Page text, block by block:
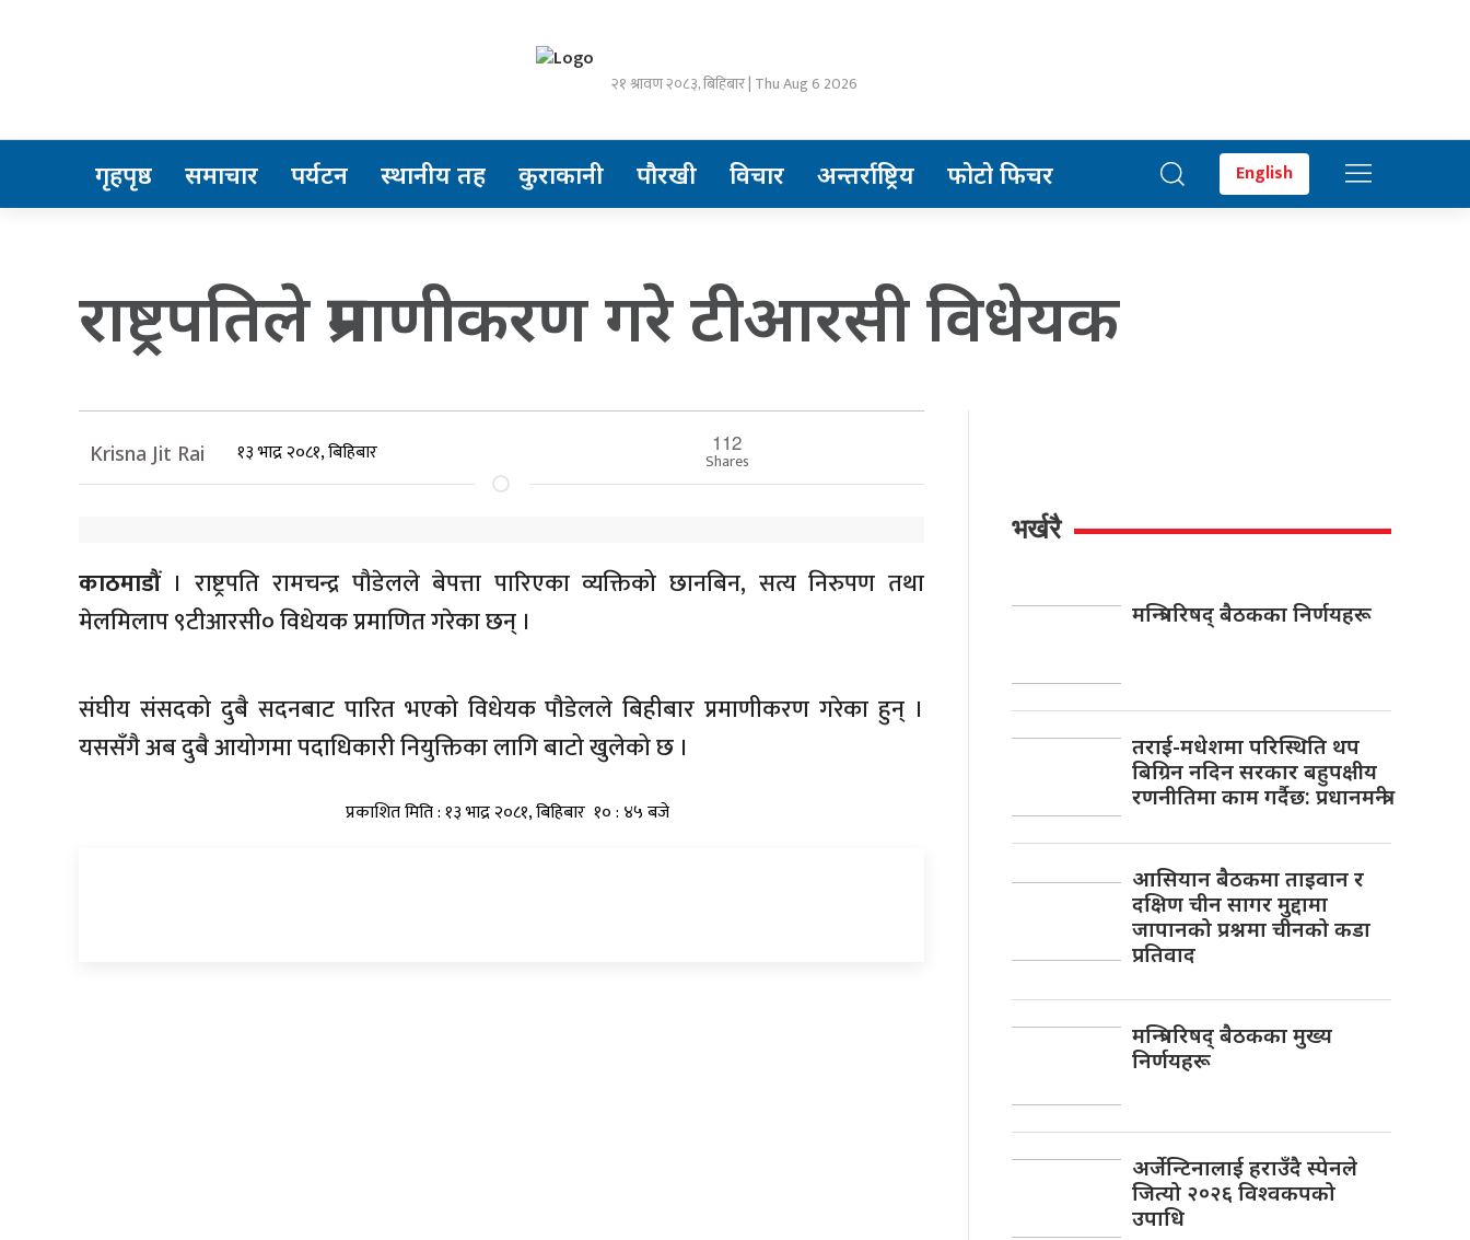
२१ श्रावण २०८३, बिहिबार | Thu Aug 6 2026
गृहपृष्ठ समाचार पर्यटन स्थानीय तह कुराकानी पौरखी विचार अन्तर्राष्ट्रिय फोटो फिचर English
राष्ट्रपतिले प्रमाणीकरण गरे टीआरसी विधेयक
Krisna Jit Rai १३ भाद्र २०८१, बिहिबार 112
Shares
काठमाडौं। राष्ट्रपति रामचन्द्र पौडेलले बेपत्ता पारिएका व्यक्तिको छानबिन, सत्य निरुपण तथा
मेलमिलाप ९टीआरसी० विधेयक प्रमाणित गरेका छन् ।
संघीय संसदको दुबै सदनबाट पारित भएको विधेयक पौडेलले बिहीबार प्रमाणीकरण गरेका हुन् ।
यससँगै अब दुबै आयोगमा पदाधिकारी नियुक्तिका लागि बाटो खुलेको छ ।
प्रकाशित मिति : १३ भाद्र २०८१, बिहिबार १० : ४५ बजे
भर्खरै
मन्त्रिपरिषद् बैठकका निर्णयहरू
तराई-मधेशमा परिस्थिति थप
बिग्रिन नदिन सरकार बहुपक्षीय
रणनीतिमा काम गर्दैछ: प्रधानमन्त्री
आसियान बैठकमा ताइवान र
दक्षिण चीन सागर मुद्दामा
जापानको प्रश्नमा चीनको कडा
प्रतिवाद
मन्त्रिपरिषद् बैठकका मुख्य
निर्णयहरू
अर्जेन्टिनालाई हराउँदै स्पेनले
जित्यो २०२६ विश्वकपको
उपाधि